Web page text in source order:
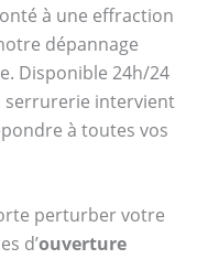
à une effraction
dépannage
Disponible 24h/24
serrurerie intervient
à toutes vos
perturber votre
d’ouverture